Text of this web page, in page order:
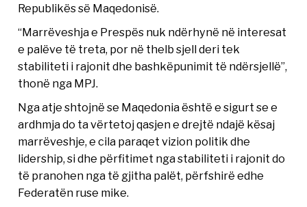
Republikës së Maqedonisë.
“Marrëveshja e Prespës nuk ndërhynë në interesat
e palëve të treta, por në thelb sjell deri tek
stabiliteti i rajonit dhe bashkëpunimit të ndërsjellë”,
thonë nga MPJ.
Nga atje shtojnë se Maqedonia është e sigurt se e
ardhmja do ta vërtetoj qasjen e drejtë ndajë kësaj
marrëveshje, e cila paraqet vizion politik dhe
lidership, si dhe përfitimet nga stabiliteti i rajonit do
të pranohen nga të gjitha palët, përfshirë edhe
Federatën ruse mike.